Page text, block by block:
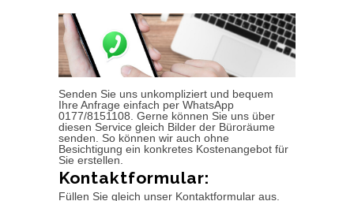
Senden Sie uns unkompliziert und bequem
Ihre Anfrage einfach per WhatsApp
0177/8151108. Gerne können Sie uns über
diesen Service gleich Bilder der Büroräume
senden. So können wir auch ohne
Besichtigung ein konkretes Kostenangebot für
Sie erstellen.
Kontaktformular:
Füllen Sie gleich unser Kontaktformular aus.